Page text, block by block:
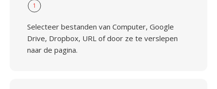
1
Selecteer bestanden van Computer, Google
Drive, Dropbox, URL of door ze te verslepen
naar de pagina.